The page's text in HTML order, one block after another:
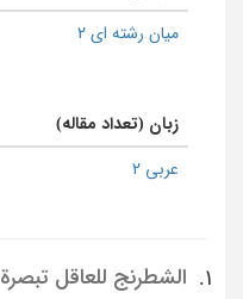
میان رشته ای 2
زبان (تعداد مقاله)
عربی 2
1. الشطرنج للعاقل تبصرة